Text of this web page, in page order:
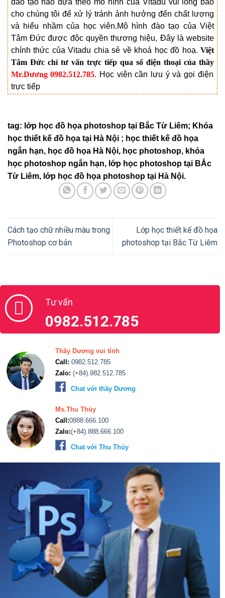
đào tạo nào dựa theo mô hình của Vitadu vui lòng báo
cho chúng tôi để xử lý tránh ảnh hưởng đến chất lượng
và hiểu nhầm của học viên.Mô hình đào tạo của Việt
Tâm Đức được độc quyền thương hiệu, Đây là website
chính thức của Vitadu chia sẻ về khoá học đồ hoạ.Việt
Tâm Đức chỉ tư vấn trực tiếp qua số điện thoại của thầy
Mr.Dương 0982.512.785. Học viên cần lưu ý và gọi điện
trực tiếp
tag: lớp học đồ họa photoshop tại Bắc Từ Liêm; Khóa
học thiết kế đồ họa tại Hà Nội ; học thiết kế đồ họa
ngắn hạn, học đồ họa Hà Nội, học photoshop, khóa
học photoshop ngắn hạn, lớp học photoshop tại BẮc
Từ Liêm, lớp học đồ họa photoshop tại Hà Nội.
Cách tạo chữ nhiều màu trong
Photoshop cơ bản
Lớp học thiết kế đồ họa
photoshop tại Bắc Từ Liêm
Tư vấn
0982.512.785
Thầy Dương vui tính
Call: 0982.512.785
Zalo: (+84).982.512.785
Chat với thầy Dương
Ms.Thu Thủy
Call:0888.666.100
Zalo:(+84).888.666.100
Chat với Thu Thủy